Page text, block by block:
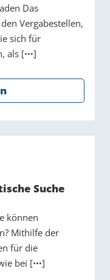
Das
Vergabestellen,
sich für
als [
]
Suche
können
Mithilfe der
für die
bei [
]